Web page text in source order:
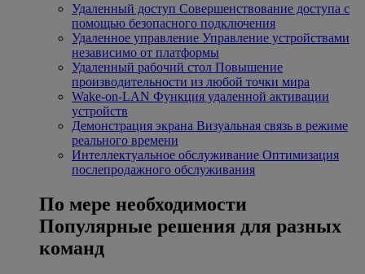
Удаленный доступ Совершенствование доступа с
помощью безопасного подключения
Удаленное управление Управление устройствами
независимо от платформы
Удаленный рабочий стол Повышение
производительности из любой точки мира
Wake-on-LAN Функция удаленной активации
устройств
Демонстрация экрана Визуальная связь в режиме
реального времени
Интеллектуальное обслуживание Оптимизация
послепродажного обслуживания
По мере необходимости
Популярные решения для разных
команд